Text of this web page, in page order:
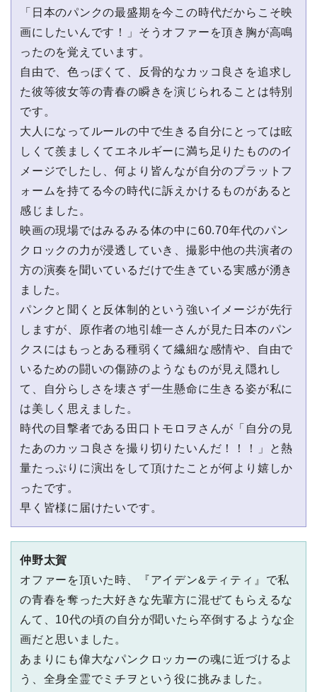
「⽇本のパンクの最盛期を今この時代だからこそ映
画にしたいんです！」そうオファーを頂き胸が⾼鳴
ったのを覚えています。
⾃由で、⾊っぽくて、反⾻的なカッコ良さを追求し
た彼等彼⼥等の⻘春の瞬きを演じられることは特別
です。
⼤⼈になってルールの中で⽣きる⾃分にとっては眩
しくて羨ましくてエネルギーに満ち⾜りたもののイ
メージでしたし、何より皆んなが⾃分のプラットフ
ォームを持てる今の時代に訴えかけるものがあると
感じました。
映画の現場ではみるみる体の中に60.70年代のパン
クロックの⼒が浸透していき、撮影中他の共演者の
⽅の演奏を聞いているだけで⽣きている実感が湧き
ました。
パンクと聞くと反体制的という強いイメージが先⾏
しますが、原作者の地引雄⼀さんが⾒た⽇本のパン
クスにはもっとある種弱くて繊細な感情や、⾃由で
いるための闘いの傷跡のようなものが⾒え隠れし
て、⾃分らしさを壊さず⼀⽣懸命に⽣きる姿が私に
は美しく思えました。
時代の⽬撃者である⽥⼝トモロヲさんが「⾃分の⾒
たあのカッコ良さを撮り切りたいんだ！！！」と熱
量たっぷりに演出をして頂けたことが何より嬉しか
ったです。
早く皆様に届けたいです。
仲野太賀
オファーを頂いた時、『アイデン&ティティ』で私
の⻘春を奪った⼤好きな先輩⽅に混ぜてもらえるな
んて、10代の頃の⾃分が聞いたら卒倒するような企
画だと思いました。
あまりにも偉⼤なパンクロッカーの魂に近づけるよ
う、全⾝全霊でミチヲという役に挑みました。